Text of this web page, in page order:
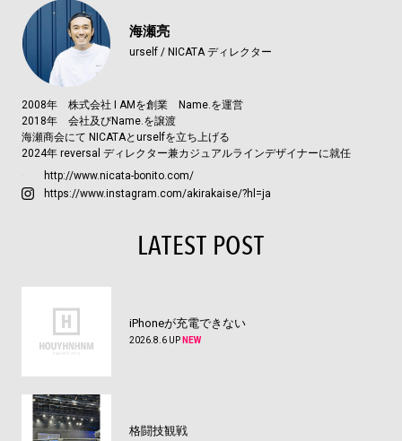
海瀬亮
urself / NICATA ディレクター
2008年 株式会社 I AMを創業 Name.を運営
2018年 会社及びName.を譲渡
海瀬商会にて NICATAとurselfを立ち上げる
2024年 reversal ディレクター兼カジュアルラインデザイナーに就任
http://www.nicata-bonito.com/
https://www.instagram.com/akirakaise/?hl=ja
LATEST POST
iPhoneが充電できない
2026.8.6 UP NEW
格闘技観戦